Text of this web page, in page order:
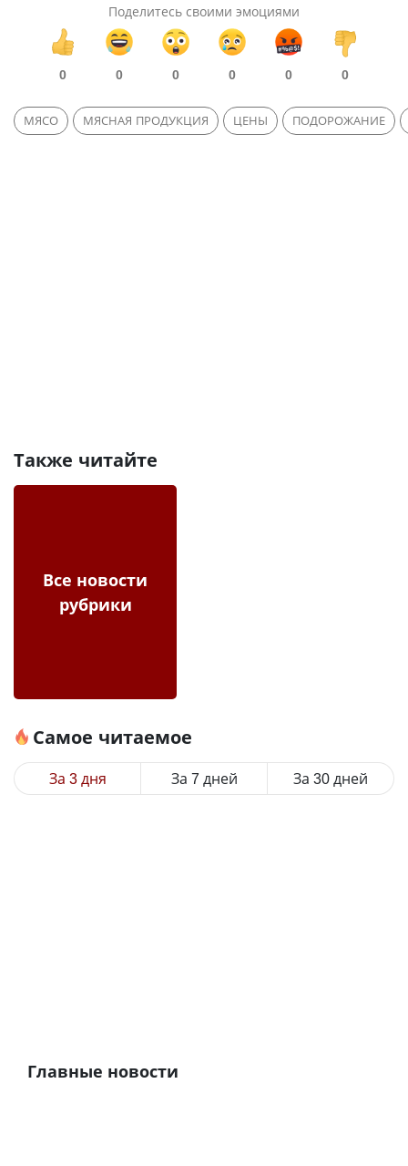
Поделитесь своими эмоциями
0 0 0 0 0 0
МЯСО МЯСНАЯ ПРОДУКЦИЯ ЦЕНЫ ПОДОРОЖАНИЕ
Также читайте
Все новости
рубрики
Самое читаемое
За 3 дня За 7 дней За 30 дней
Главные новости